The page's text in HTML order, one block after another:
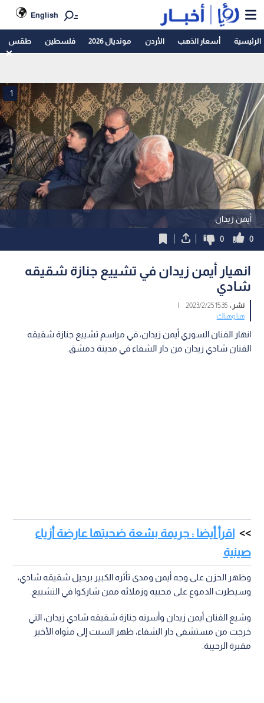
English
الرئيسية أسعار الذهب الأردن مونديال 2026 فلسطين طقس
أيمن زيدان
1
0
0
انهيار أيمن زيدان في تشييع جنازة شقيقه
شادي
نشر :15:35 2023/2/25
|
هنا وهناك
انهار الفنان السوري أيمن زيدان، في مراسم تشييع جنازة شقيقه
الفنان شادي زيدان من دار الشفاء في مدينة دمشق.
اقرأ أيضا : جريمة بشعة ضحيتها عارضة أزياء
صينية
وظهر الحزن على وجه أيمن ومدى تأثره الكبير برحيل شقيقه شادي،
وسيطرت الدموع على محبيه وزملائه ممن شاركوا في التشييع.
وشيع الفنان أيمن زيدان وأسرته جنازة شقيقه شادي زيدان، التي
خرجت من مستشفى دار الشفاء، ظهر السبت إلى مثواه الأخير
مقبرة الرحيبة.